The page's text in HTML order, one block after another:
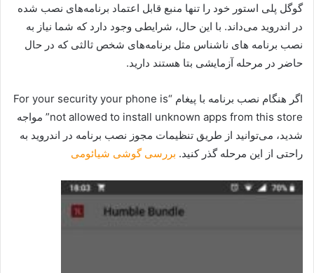
گوگل پلی استور خود را تنها منبع قابل اعتماد برنامه‌های نصب شده
در اندروید می‌داند. با این حال، شرایطی وجود دارد که شما نیاز به
نصب برنامه های ناشناس مثل برنامه‌های شخص ثالثی که در حال
حاضر در مرحله آزمایشی بتا هستند دارید.
اگر هنگام نصب برنامه با پیغام “For your security your phone is
not allowed to install unknown apps from this store” مواجه
شدید، می‌توانید از طریق تنظیمات مجوز نصب برنامه در اندروید به
راحتی از این مرحله گذر کنید. بررسی گوشی شیائومی